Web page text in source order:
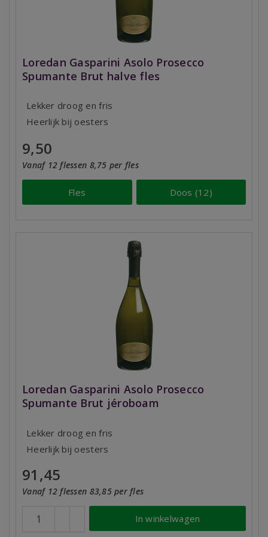
Loredan Gasparini Asolo Prosecco
Spumante Brut halve fles
Lekker droog en fris
Heerlijk bij oesters
9,50
Vanaf 12 flessen 8,75 per fles
Fles Doos (12)
Loredan Gasparini Asolo Prosecco
Spumante Brut jéroboam
Lekker droog en fris
Heerlijk bij oesters
91,45
Vanaf 12 flessen 83,85 per fles
In winkelwagen